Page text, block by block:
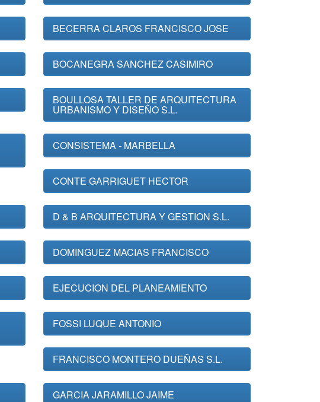
BECERRA CLAROS FRANCISCO JOSE
BOCANEGRA SANCHEZ CASIMIRO
BOULLOSA TALLER DE ARQUITECTURA
URBANISMO Y DISEÑO S.L.
CONSISTEMA - MARBELLA
CONTE GARRIGUET HECTOR
D & B ARQUITECTURA Y GESTION S.L.
DOMINGUEZ MACIAS FRANCISCO
EJECUCION DEL PLANEAMIENTO
FOSSI LUQUE ANTONIO
FRANCISCO MONTERO DUEÑAS S.L.
GARCIA JARAMILLO JAIME